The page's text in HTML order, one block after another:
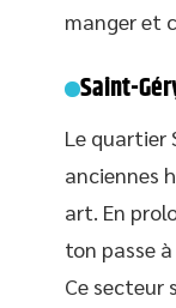
manger et
Saint-
Le quartier
anciennes
art. En
ton passe
Ce secteur